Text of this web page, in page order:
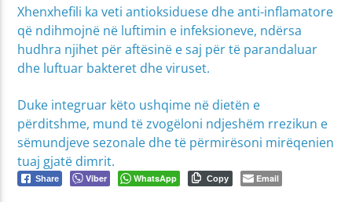
Xhenxhefili ka veti antioksiduese dhe anti-inflamatore
që ndihmojnë në luftimin e infeksioneve, ndërsa
hudhra njihet për aftësinë e saj për të parandaluar
dhe luftuar bakteret dhe viruset.
Duke integruar këto ushqime në dietën e
përditshme, mund të zvogëloni ndjeshëm rrezikun e
sëmundjeve sezonale dhe të përmirësoni mirëqenien
tuaj gjatë dimrit.
Share Viber WhatsApp Copy Email